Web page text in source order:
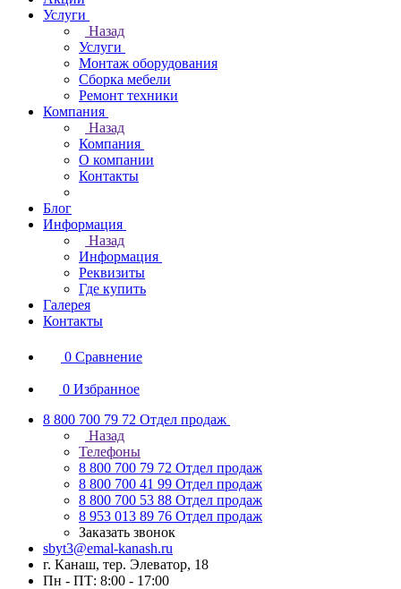
Услуги
Назад
Услуги
Монтаж оборудования
Сборка мебели
Ремонт техники
Компания
Назад
Компания
О компании
Контакты
Блог
Информация
Назад
Информация
Реквизиты
Где купить
Галерея
Контакты
0 Сравнение
0 Избранное
8 800 700 79 72 Отдел продаж
Назад
Телефоны
8 800 700 79 72 Отдел продаж
8 800 700 41 99 Отдел продаж
8 800 700 53 88 Отдел продаж
8 953 013 89 76 Отдел продаж
Заказать звонок
sbyt3@emal-kanash.ru
г. Канаш, тер. Элеватор, 18
Пн - ПТ: 8:00 - 17:00